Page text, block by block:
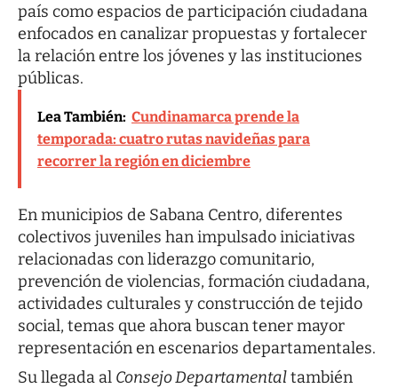
país como espacios de participación ciudadana
enfocados en canalizar propuestas y fortalecer
la relación entre los jóvenes y las instituciones
públicas.
Lea También: Cundinamarca prende la
temporada: cuatro rutas navideñas para
recorrer la región en diciembre
En municipios de Sabana Centro, diferentes
colectivos juveniles han impulsado iniciativas
relacionadas con liderazgo comunitario,
prevención de violencias, formación ciudadana,
actividades culturales y construcción de tejido
social, temas que ahora buscan tener mayor
representación en escenarios departamentales.
Su llegada al Consejo Departamentaltambién